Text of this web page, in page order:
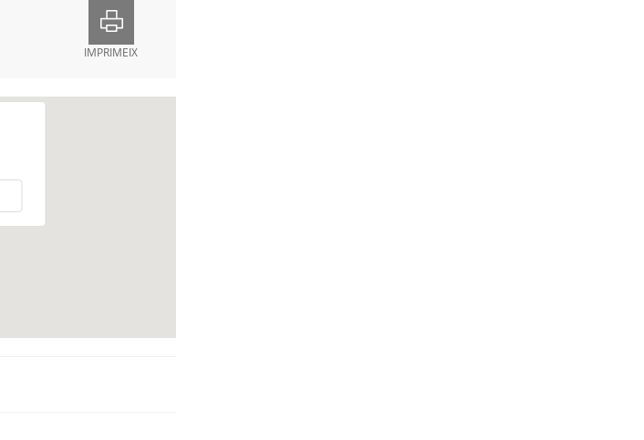
IMPRIMEIX